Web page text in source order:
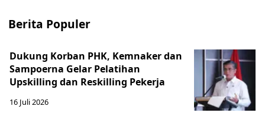
Berita Populer
Dukung Korban PHK, Kemnaker dan
Sampoerna Gelar Pelatihan
Upskilling dan Reskilling Pekerja
16 Juli 2026